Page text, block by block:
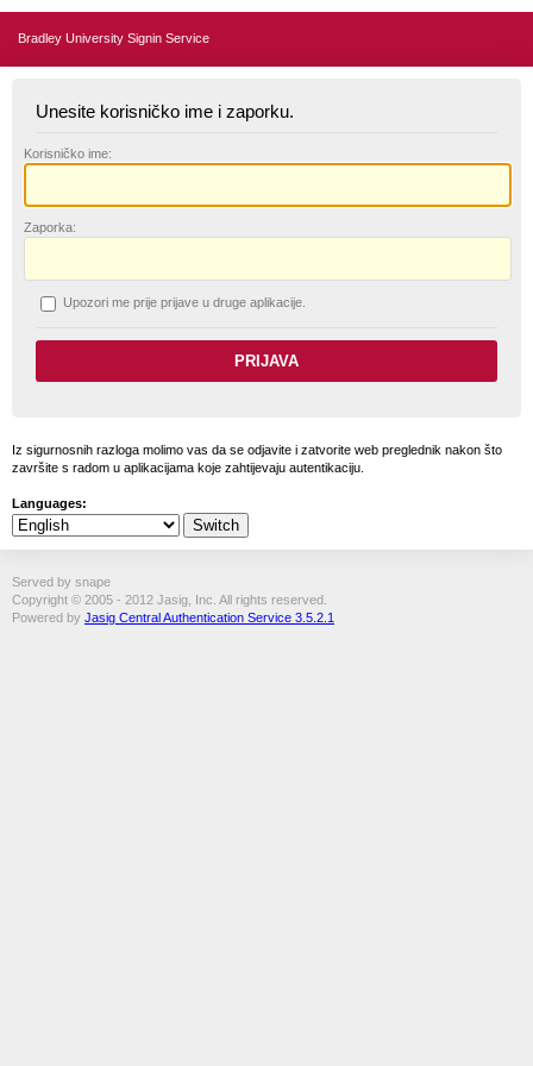
Bradley University Signin Service
Unesite korisničko ime i zaporku.
Korisničko ime:
Zaporka:
Upozori me prije prijave u druge aplikacije.
Iz sigurnosnih razloga molimo vas da se odjavite i zatvorite web preglednik nakon što
završite s radom u aplikacijama koje zahtijevaju autentikaciju.
Languages:
Served by snape
Copyright © 2005 - 2012 Jasig, Inc. All rights reserved.
Powered by Jasig Central Authentication Service 3.5.2.1